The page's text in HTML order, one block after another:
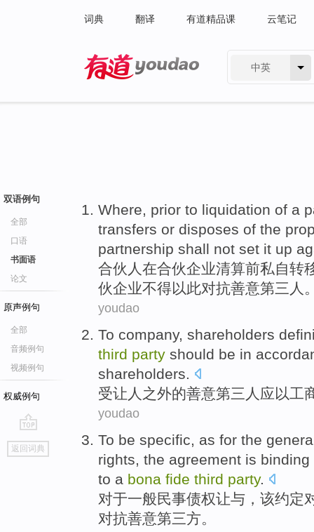
词典 翻译 有道精品课 云笔记
中英
双语例句
全部
口语
书面语
论文
原声例句
全部
音频例句
视频例句
权威例句
go
top
返回词典
Where, prior to liquidation of a
transfers or disposes of the
partnership shall not set it up
合伙人 在合伙企业清算前私自转
伙企业不得以此对抗善意第三人
youdao
To company, shareholders
third party should be in
shareholders.
受让人之外的善意第三 人 应以工
youdao
To be specific, as for the
rights, the agreement is binding
to a bona fide third party.
对于一般民事债权让与， 该约定
对抗善意第三方。